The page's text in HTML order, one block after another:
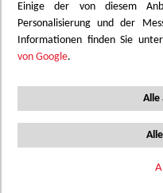
Einige der von diesem
Personalisierung und der
Informationen finden Sie
von Google.
Alle
Glasoptik in sanftem
und eleganter
Wir empfehlen eine
the
of